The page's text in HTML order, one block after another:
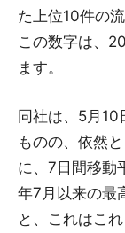
た上位10件の
この数字は、
ます。
同社は、5月10
ものの、依然
に、7日間移
年7月以来の最
と、これはこ